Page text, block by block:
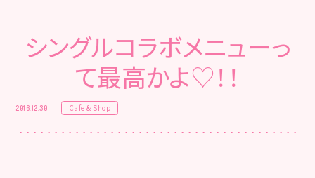
シングルコラボメニューっ
て最高かよ♡！！
2016.12.30 Cafe & Shop